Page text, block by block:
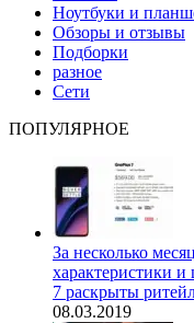
Ноутбуки и
Обзоры и отзывы
Подборки
разное
Сети
ПОПУЛЯРНОЕ
За несколько
характеристики и
7 раскрыты
08.03.2019